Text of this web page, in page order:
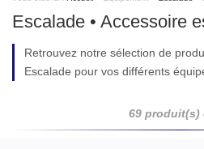
Escalade • Accessoire
Retrouvez notre sélection de
Escalade pour vos différents
69 produit(s)